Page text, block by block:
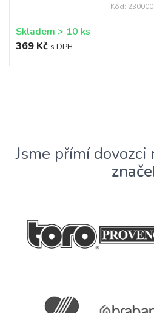
Kód:
Skladem > 10 ks
369 Kč s DPH
Jsme přímí dovozci